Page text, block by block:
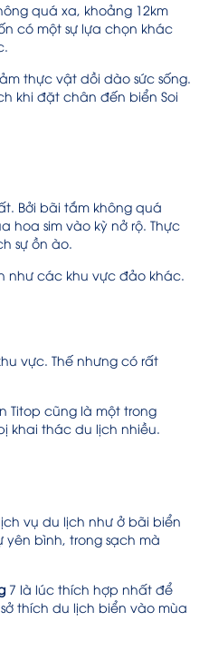
quá xa, khoảng 12km
có một sự lựa chọn khác
thực vật dồi dào sức sống.
khi đặt chân đến biển Soi
Bởi bãi tắm không quá
hoa sim vào kỳ nở rộ. Thực
sự ồn ào.
như các khu vực đảo khác.
vực. Thế nhưng có rất
Titop cũng là một trong
khai thác du lịch nhiều.
vụ du lịch như ở bãi biển
yên bình, trong sạch mà
7 là lúc thích hợp nhất để
thích du lịch biển vào mùa